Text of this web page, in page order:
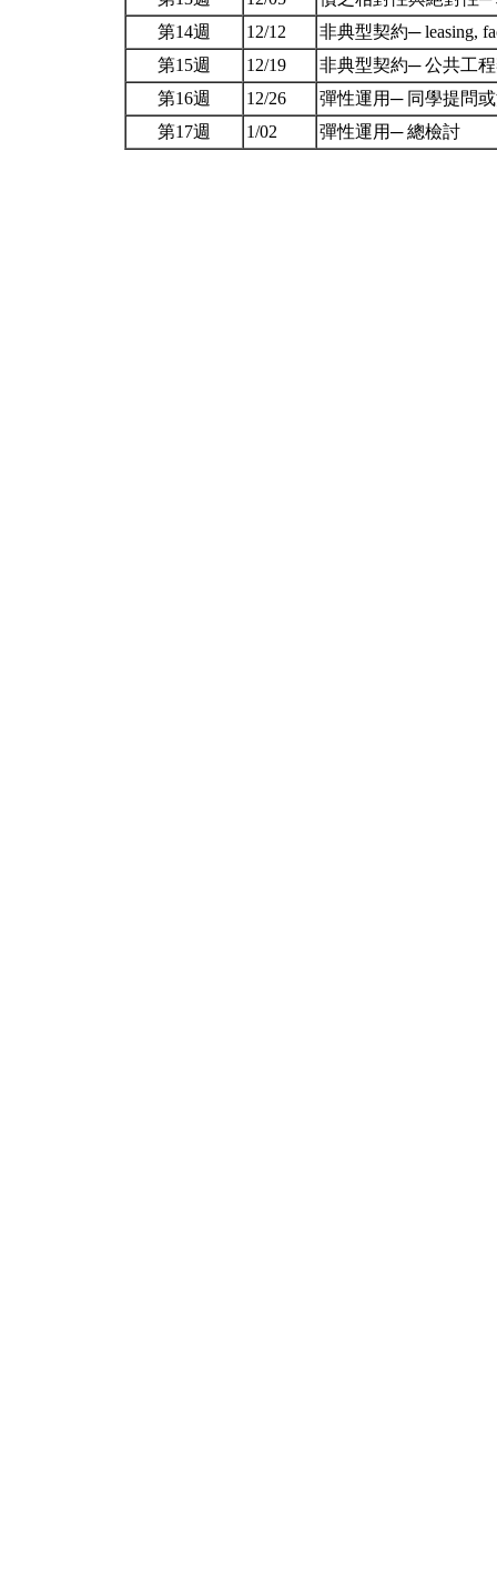
第14週
12/12
非典型契約─ leasing,
第15週
12/19
非典型契約─ 公共工
第16週
12/26
彈性運用─ 同學提問
第17週
1/02 彈性運用─ 總檢討